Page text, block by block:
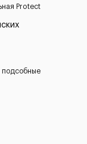
Protect
подсобные